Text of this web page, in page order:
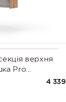
верхня
Pro
(Серія М))4 339